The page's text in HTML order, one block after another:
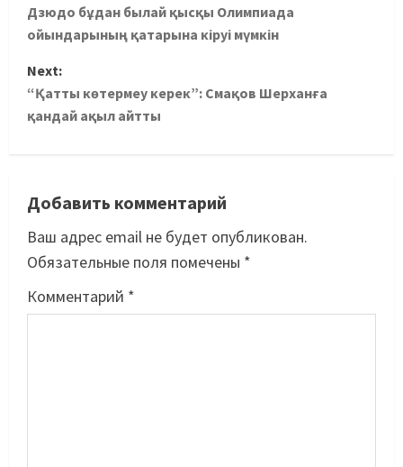
Дзюдо бұдан былай қысқы Олимпиада
ойындарының қатарына кіруі мүмкін
Next:
“Қатты көтермеу керек”: Смақов Шерханға
қандай ақыл айтты
Добавить комментарий
Ваш адрес email не будет опубликован.
Обязательные поля помечены *
Комментарий *